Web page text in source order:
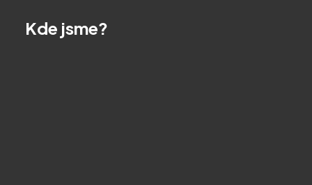
Kde jsme?